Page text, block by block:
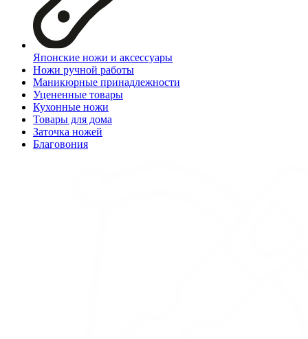
Японские ножи и аксессуары
Ножи ручной работы
Маникюрные принадлежности
Уцененные товары
Кухонные ножи
Товары для дома
Заточка ножей
Благовония